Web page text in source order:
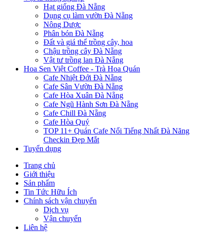
Hạt giống Đà Nẵng
Dụng cụ làm vườn Đà Nẵng
Nông Dược
Phân bón Đà Nẵng
Đất và giá thể trồng cây, hoa
Chậu trồng cây Đà Nẵng
Vật tư trồng lan Đà Nẵng
Hoa Sen Việt Coffee - Trà Hoa Quán
Cafe Nhiệt Đới Đà Nẵng
Cafe Sân Vườn Đà Nẵng
Cafe Hòa Xuân Đà Nẵng
Cafe Ngũ Hành Sơn Đà Nẵng
Cafe Chill Đà Nẵng
Cafe Hòa Quý
TOP 11+ Quán Cafe Nổi Tiếng Nhất Đà Năng
Checkin Đẹp Mắt
Tuyển dụng
Trang chủ
Giới thiệu
Sản phẩm
Tin Tức Hữu Ích
Chính sách vận chuyển
Dịch vụ
Vận chuyển
Liên hệ